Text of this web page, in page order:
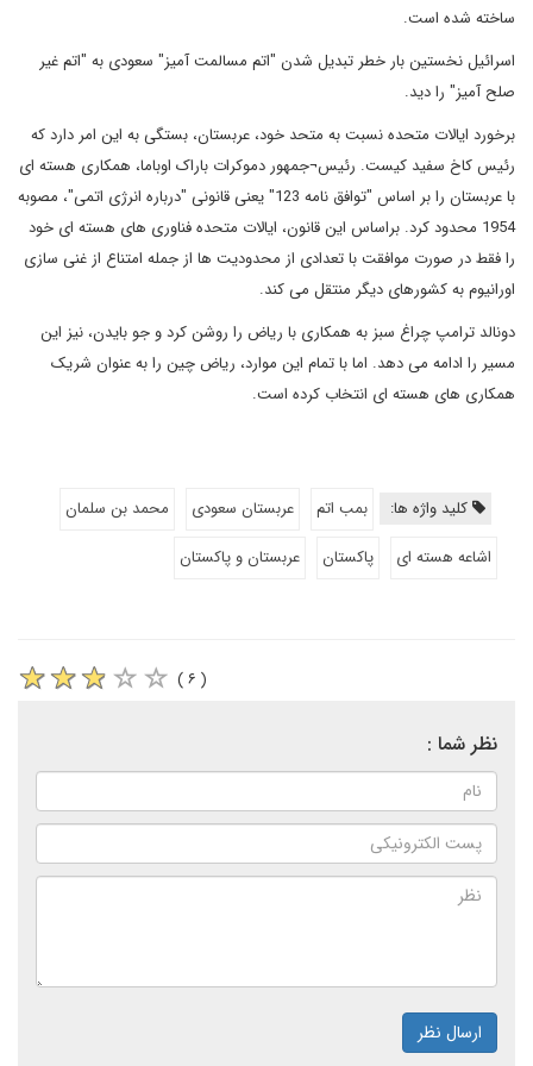
ساخته شده است.
اسرائیل نخستین بار خطر تبدیل شدن "اتم مسالمت آمیز" سعودی به "اتم غیر
صلح آمیز" را دید.
برخورد ایالات متحده نسبت به متحد خود، عربستان، بستگی به این امر دارد که
رئیس کاخ سفید کیست. رئیس¬جمهور دموکرات باراک اوباما، همکاری هسته ای
با عربستان را بر اساس "توافق نامه 123" یعنی قانونی "درباره انرژی اتمی"، مصوبه
1954 محدود کرد. براساس این قانون، ایالات متحده فناوری های هسته ای خود
را فقط در صورت موافقت با تعدادی از محدودیت ها از جمله امتناع از غنی سازی
اورانیوم به کشورهای دیگر منتقل می کند.
دونالد ترامپ چراغ سبز به همکاری با ریاض را روشن کرد و جو بایدن، نیز این
مسیر را ادامه می دهد. اما با تمام این موارد، ریاض چین را به عنوان شریک
همکاری های هسته ای انتخاب کرده است.
کلید واژه ها: بمب اتم عربستان سعودی
محمد بن سلمان
اشاعه هسته ای
پاکستان عربستان و پاکستان
( ۶ )
نظر شما :
ارسال نظر